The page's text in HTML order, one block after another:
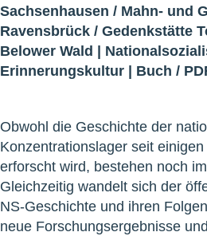
Sachsenhausen / Mahn- und
Ravensbrück / Gedenkstätte
Belower Wald |
Erinnerungskultur | Buch /
Obwohl die Geschichte der
Konzentrationslager seit
erforscht wird, bestehen noch
Gleichzeitig wandelt sich der
NS-Geschichte und ihren
neue Forschungsergebnisse